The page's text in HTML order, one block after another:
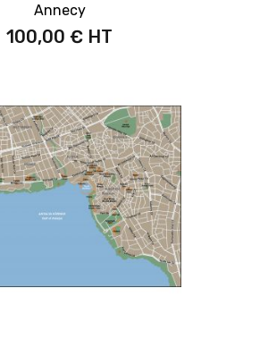
Annecy
100,00 €